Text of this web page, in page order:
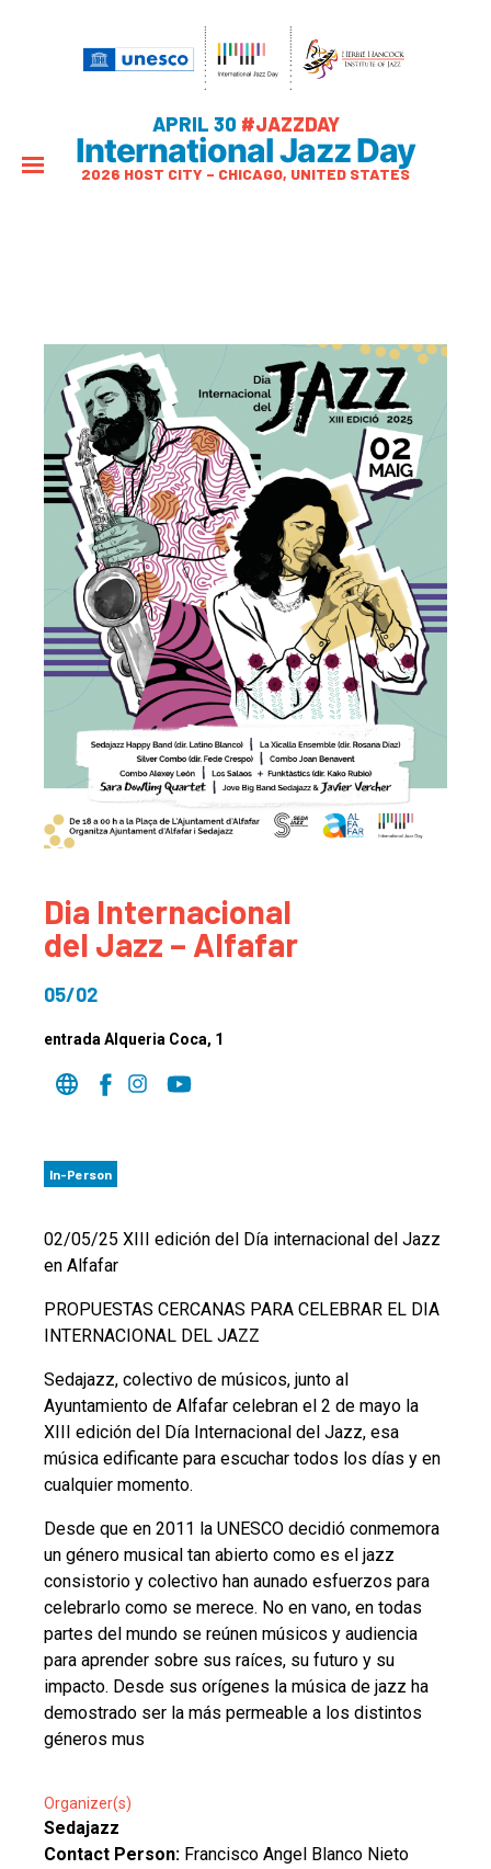
APRIL 30 #JAZZDAY
International Jazz Day
2026 HOST CITY – CHICAGO, UNITED STATES
Dia Internacional
del Jazz – Alfafar
05/02
entrada Alqueria Coca, 1
In-Person
02/05/25 XIII edición del Día internacional del Jazz
en Alfafar
PROPUESTAS CERCANAS PARA CELEBRAR EL DIA
INTERNACIONAL DEL JAZZ
Sedajazz, colectivo de músicos, junto al
Ayuntamiento de Alfafar celebran el 2 de mayo la
XIII edición del Día Internacional del Jazz, esa
música edificante para escuchar todos los días y en
cualquier momento.
Desde que en 2011 la UNESCO decidió conmemora
un género musical tan abierto como es el jazz
consistorio y colectivo han aunado esfuerzos para
celebrarlo como se merece. No en vano, en todas
partes del mundo se reúnen músicos y audiencia
para aprender sobre sus raíces, su futuro y su
impacto. Desde sus orígenes la música de jazz ha
demostrado ser la más permeable a los distintos
géneros mus
Organizer(s)
Sedajazz
Contact Person: Francisco Angel Blanco Nieto